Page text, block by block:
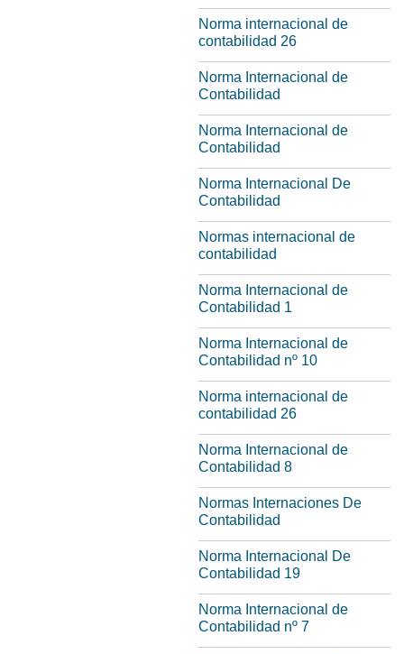
Norma internacional de
contabilidad 26
Norma Internacional de
Contabilidad
Norma Internacional de
Contabilidad
Norma Internacional De
Contabilidad
Normas internacional de
contabilidad
Norma Internacional de
Contabilidad 1
Norma Internacional de
Contabilidad nº 10
Norma internacional de
contabilidad 26
Norma Internacional de
Contabilidad 8
Normas Internaciones De
Contabilidad
Norma Internacional De
Contabilidad 19
Norma Internacional de
Contabilidad nº 7